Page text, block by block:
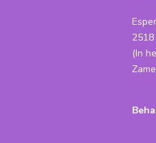
(In